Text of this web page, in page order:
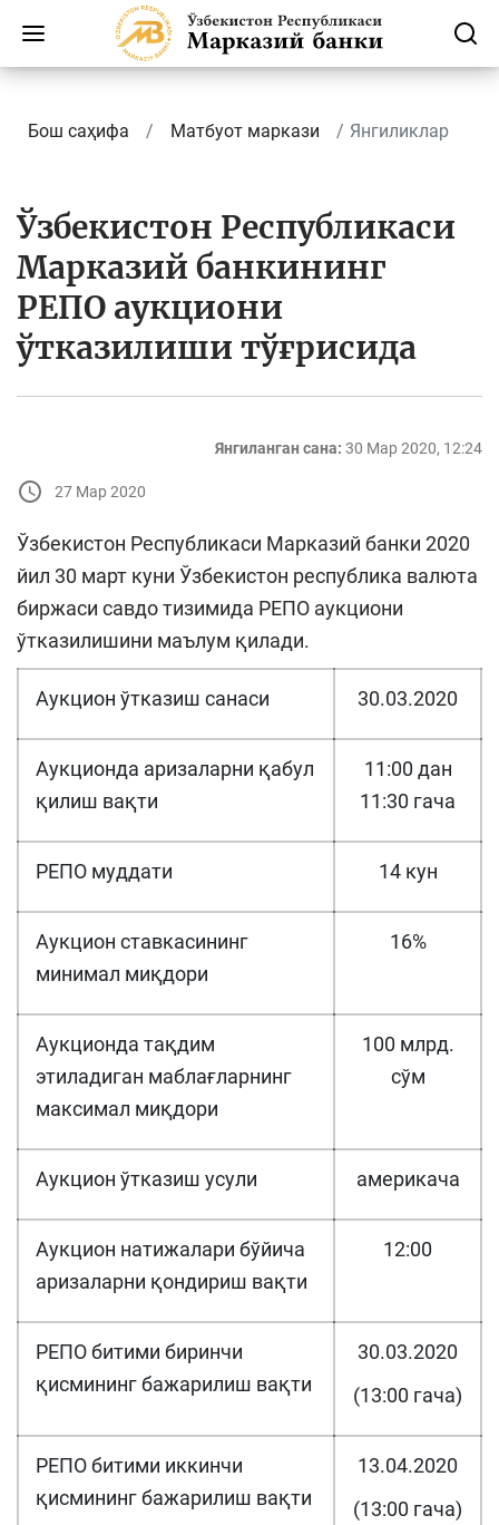
Бош саҳифа Матбуот маркази Янгиликлар
Ўзбекистон Республикаси
Марказий банкининг
РЕПО аукциони
ўтказилиши тўғрисида
Янгиланган сана: 30 Мар 2020, 12:24
27 Мар 2020
Ўзбекистон Республикаси Марказий банки 2020
йил 30 март куни Ўзбекистон республика валюта
биржаси савдо тизимида РЕПО аукциони
ўтказилишини маълум қилади.
Аукцион ўтказиш санаси 30.03.2020
Аукционда аризаларни қабул
қилиш вақти
11:00 дан
11:30 гача
РЕПО муддати 14 кун
Аукцион ставкасининг
минимал миқдори
16%
Аукционда тақдим
этиладиган маблағларнинг
максимал миқдори
100 млрд.
сўм
Аукцион ўтказиш усули америкача
Аукцион натижалари бўйича
аризаларни қондириш вақти
12:00
РЕПО битими биринчи
қисмининг бажарилиш вақти
30.03.2020
(13:00 гача)
РЕПО битими иккинчи
қисмининг бажарилиш вақти
13.04.2020
(13:00 гача)